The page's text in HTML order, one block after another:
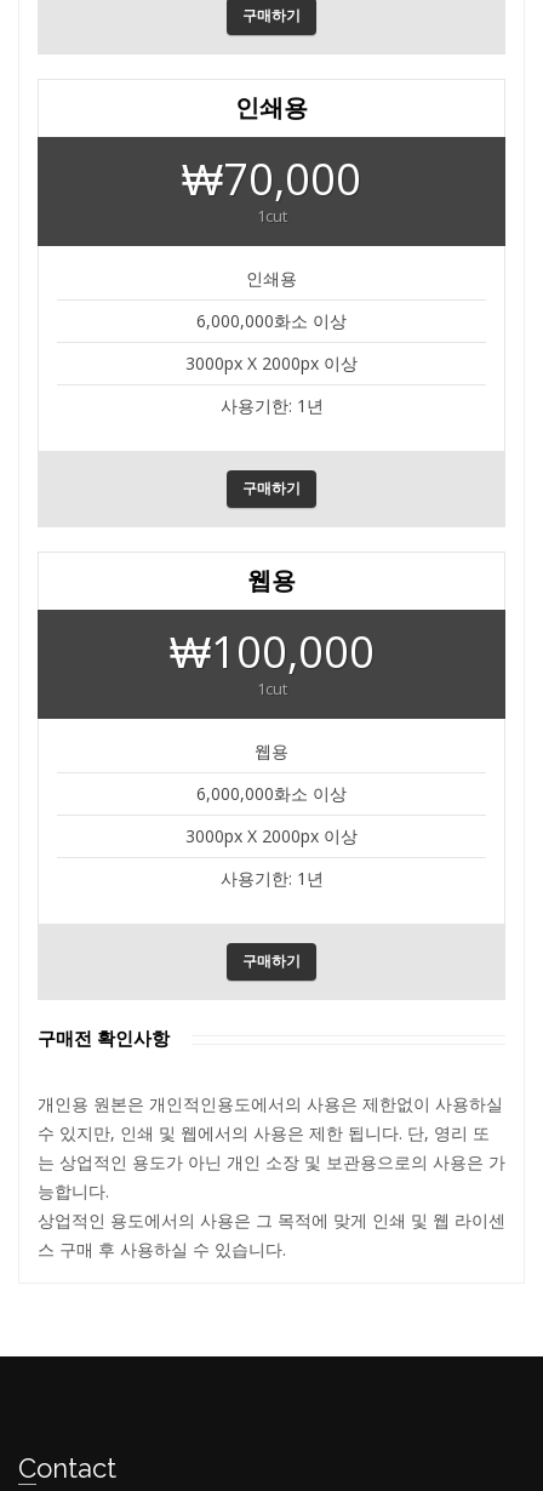
구매하기
인쇄용
₩70,000
1cut
인쇄용
6,000,000화소 이상
3000px X 2000px 이상
사용기한: 1년
구매하기
웹용
₩100,000
1cut
웹용
6,000,000화소 이상
3000px X 2000px 이상
사용기한: 1년
구매하기
구매전 확인사항
개인용 원본은 개인적인용도에서의 사용은 제한없이 사용하실
수 있지만, 인쇄 및 웹에서의 사용은 제한 됩니다. 단, 영리 또
는 상업적인 용도가 아닌 개인 소장 및 보관용으로의 사용은 가
능합니다.
상업적인 용도에서의 사용은 그 목적에 맞게 인쇄 및 웹 라이센
스 구매 후 사용하실 수 있습니다.
Contact